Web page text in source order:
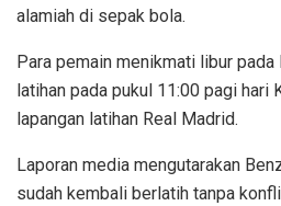
alamiah di sepak bola.
Para pemain menikmati libur
latihan pada pukul 11:00 pagi hari
lapangan latihan Real Madrid.
Laporan media mengutarakan
sudah kembali berlatih tanpa